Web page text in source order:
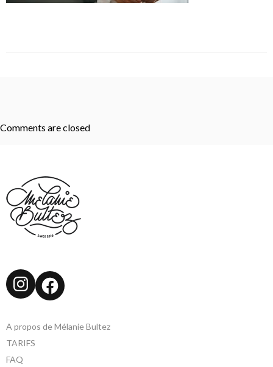
Comments are closed
Instagram
Facebook
A propos de Mélanie Bultez
TARIFS
FAQ